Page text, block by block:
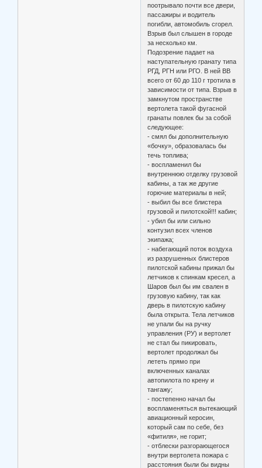
поотрывало почти все двери,
пассажиры и водитель
погибли, автомобиль сгорел.
Взрыв был слышен в городе
за несколько км.
Подозрение падает на
наступательную гранату типа
РГД, РГН или РГО. В ней ВВ
всего от 60 до 110 г тротила в
зависимости от типа. Взрыв в
замкнутом пространстве
вертолета такой фугасной
гранаты повлек бы за собой
следующее:
- смял бы дополнительную
«бочку», образовалась бы
течь топлива;
- воспламенил бы
внутреннюю отделку грузовой
кабины, а так же другие
горючие материалы в ней;
- выбил бы все блистера
грузовой и пилотской!!! кабин;
- убил бы или сильно
контузил всех членов
экипажа;
- набегающий поток воздуха
из разрушенных блистеров
пилотской кабины прижал бы
летчиков к спинкам кресел, а
Шаров был бы им свален в
грузовую кабину, так как
дверь в пилотскую кабину
была открыта. Тела летчиков
не упали бы на ручку
управления (РУ) и вертолет
не стал бы пикировать,
вертолет продолжал бы
лететь прямо при
включенных каналах
автопилота по крену и
тангажу;
- постепенно начал бы
воспламеняться вытекающий
авиационный керосин,
который сам по себе, без
«фитиля», не горит;
- отблески разгорающегося
внутри вертолета пожара с
расстояния были бы видны